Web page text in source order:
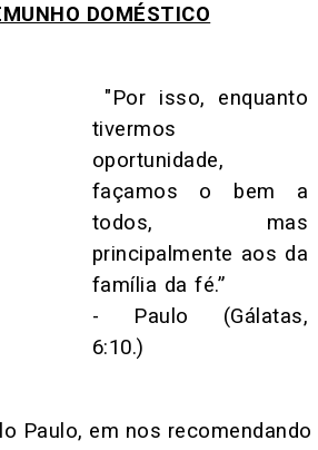
DOMÉSTICO
"Por isso, enquanto
tivermos
oportunidade,
façamos o bem a
todos, mas
principalmente aos da
família da fé.”
- Paulo (Gálatas,
6:10.)
Paulo, em nos recomendando